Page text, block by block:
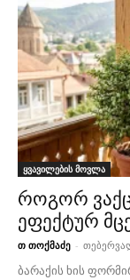
ყვავილების მოვლა
როგორ
ეფექტურ
თ თოქმაძე -
ბარაქის ხის